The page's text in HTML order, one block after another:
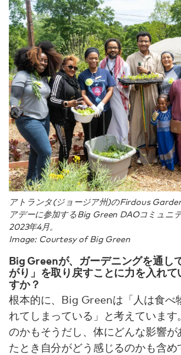
アトランタ(ジョージア州)のFirdous
アデーに参加するBig Green DAOコミュニ
2023年4月。
Image: Courtesy of Big Green
Big Greenが、ガーデニングを通し
がり」を取り戻すことに力を入れ
すか？
根本的に、Big Greenは「人は食べ
れてしまっている」と考えています
のかもそうだし、体にどんな影響が
たとき自分がどう感じるのかも含め